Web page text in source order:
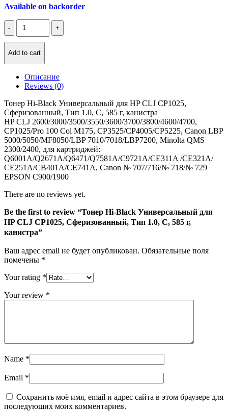
Available on backorder
Количество
Тонер
Hi-
Black
CLJ
Сферизованный,
Тип
1.0,
C,
585
г,
канистра
Add to cart
Описание
Reviews (0)
Тонер Hi-Black Универсальный для HP CLJ CP1025,
Сферизованный, Тип 1.0, C, 585 г, канистра
HP CLJ 2600/3000/3500/3550/3600/3700/3800/4600/4700,
CP1025/Pro 100 Col M175, CP3525/CP4005/CP5225, Canon LBP
5000/5050/MF8050/LBP 7010/7018/LBP7200, Minolta QMS
2300/2400, для картриджей:
Q6001A/Q2671A/Q6471/Q7581A/C9721A/CE311A /CE321A/
CE251A/CB401A/CE741A, Canon № 707/716/№ 718/№ 729
EPSON C900/1900
There are no reviews yet.
Be the first to review “Тонер Hi-Black Универсальный для
HP CLJ CP1025, Сферизованный, Тип 1.0, C, 585 г,
канистра”
Ваш адрес email не будет опубликован. Обязательные поля
помечены *
Your rating *
Your review *
Name *
Email *
Сохранить моё имя, email и адрес сайта в этом браузере для
последующих моих комментариев.